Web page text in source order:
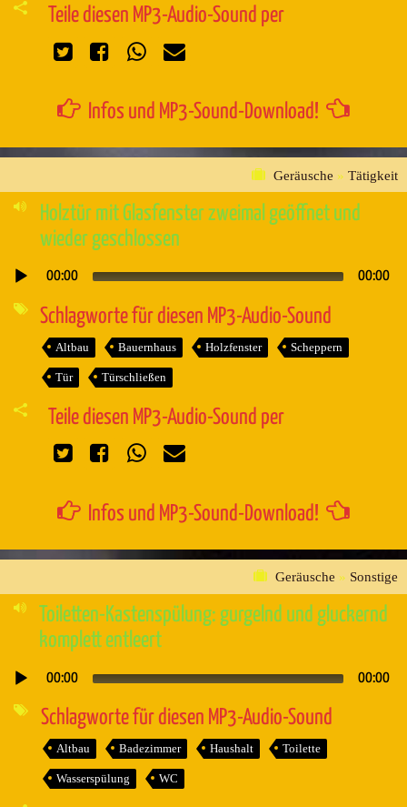
Teile diesen MP3-Audio-Sound per
Infos und MP3-Sound-Download!
Geräusche » Tätigkeit
Holztür mit Glasfenster zweimal geöffnet und
wieder geschlossen
Audio-
00:00 00:00
Schlagworte für diesen MP3-Audio-Sound
Altbau Bauernhaus Holzfenster Scheppern
Tür Türschließen
Teile diesen MP3-Audio-Sound per
Infos und MP3-Sound-Download!
Geräusche » Sonstige
Toiletten-Kastenspülung: gurgelnd und gluckernd
komplett entleert
Audio-
00:00 00:00
Schlagworte für diesen MP3-Audio-Sound
Altbau Badezimmer Haushalt Toilette
Wasserspülung WC